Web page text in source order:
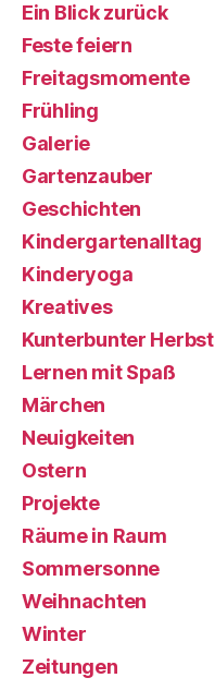
Ein Blick zurück
Feste feiern
Freitagsmomente
Frühling
Galerie
Gartenzauber
Geschichten
Kindergartenalltag
Kinderyoga
Kreatives
Kunterbunter Herbst
Lernen mit Spaß
Märchen
Neuigkeiten
Ostern
Projekte
Räume in Raum
Sommersonne
Weihnachten
Winter
Zeitungen